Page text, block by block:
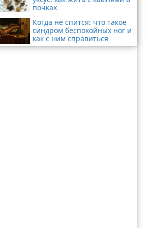
почках
Когда не спится: что такое
синдром беспокойных ног и
как с ним справиться